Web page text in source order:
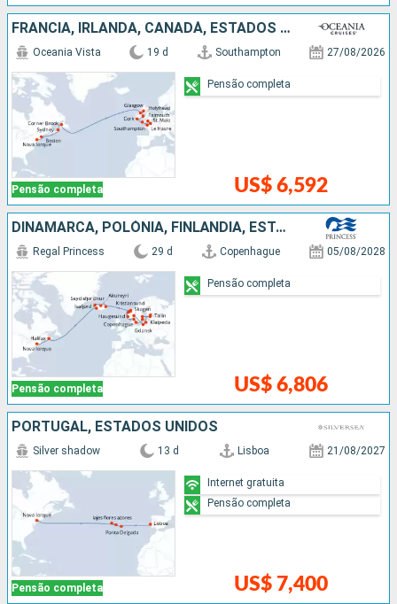
FRANCIA, IRLANDA, CANADÁ, ESTADOS UNIDOS
Pensão completa
Oceania Vista 19 d Southampton 27/08/2026
US$ 6,592
Pensão completa
DINAMARCA, POLÓNIA, FINLÃNDIA, ESTÃNIA, SUÃCIA, NORUEGA, ISLÂNDIA, CANADÁ, ESTADOS UNIDOS
Pensão completa
Regal Princess 29 d Copenhague 05/08/2028
US$ 6,806
Pensão completa
PORTUGAL, ESTADOS UNIDOS
Pensão completa
Silver shadow 13 d Lisboa 21/08/2027
US$ 7,400
Internet gratuita
Pensão completa